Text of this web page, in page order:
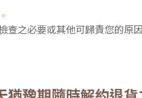
查之必要或其他可歸責您的原